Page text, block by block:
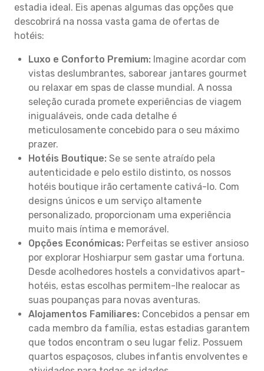
estadia ideal. Eis apenas algumas das opções que
descobrirá na nossa vasta gama de ofertas de
hotéis:
Luxo e Conforto Premium: Imagine acordar com
vistas deslumbrantes, saborear jantares gourmet
ou relaxar em spas de classe mundial. A nossa
seleção curada promete experiências de viagem
inigualáveis, onde cada detalhe é
meticulosamente concebido para o seu máximo
prazer.
Hotéis Boutique: Se se sente atraído pela
autenticidade e pelo estilo distinto, os nossos
hotéis boutique irão certamente cativá-lo. Com
designs únicos e um serviço altamente
personalizado, proporcionam uma experiência
muito mais íntima e memorável.
Opções Económicas: Perfeitas se estiver ansioso
por explorar Hoshiarpur sem gastar uma fortuna.
Desde acolhedores hostels a convidativos apart-
hotéis, estas escolhas permitem-lhe realocar as
suas poupanças para novas aventuras.
Alojamentos Familiares: Concebidos a pensar em
cada membro da família, estas estadias garantem
que todos encontram o seu lugar feliz. Possuem
quartos espaçosos, clubes infantis envolventes e